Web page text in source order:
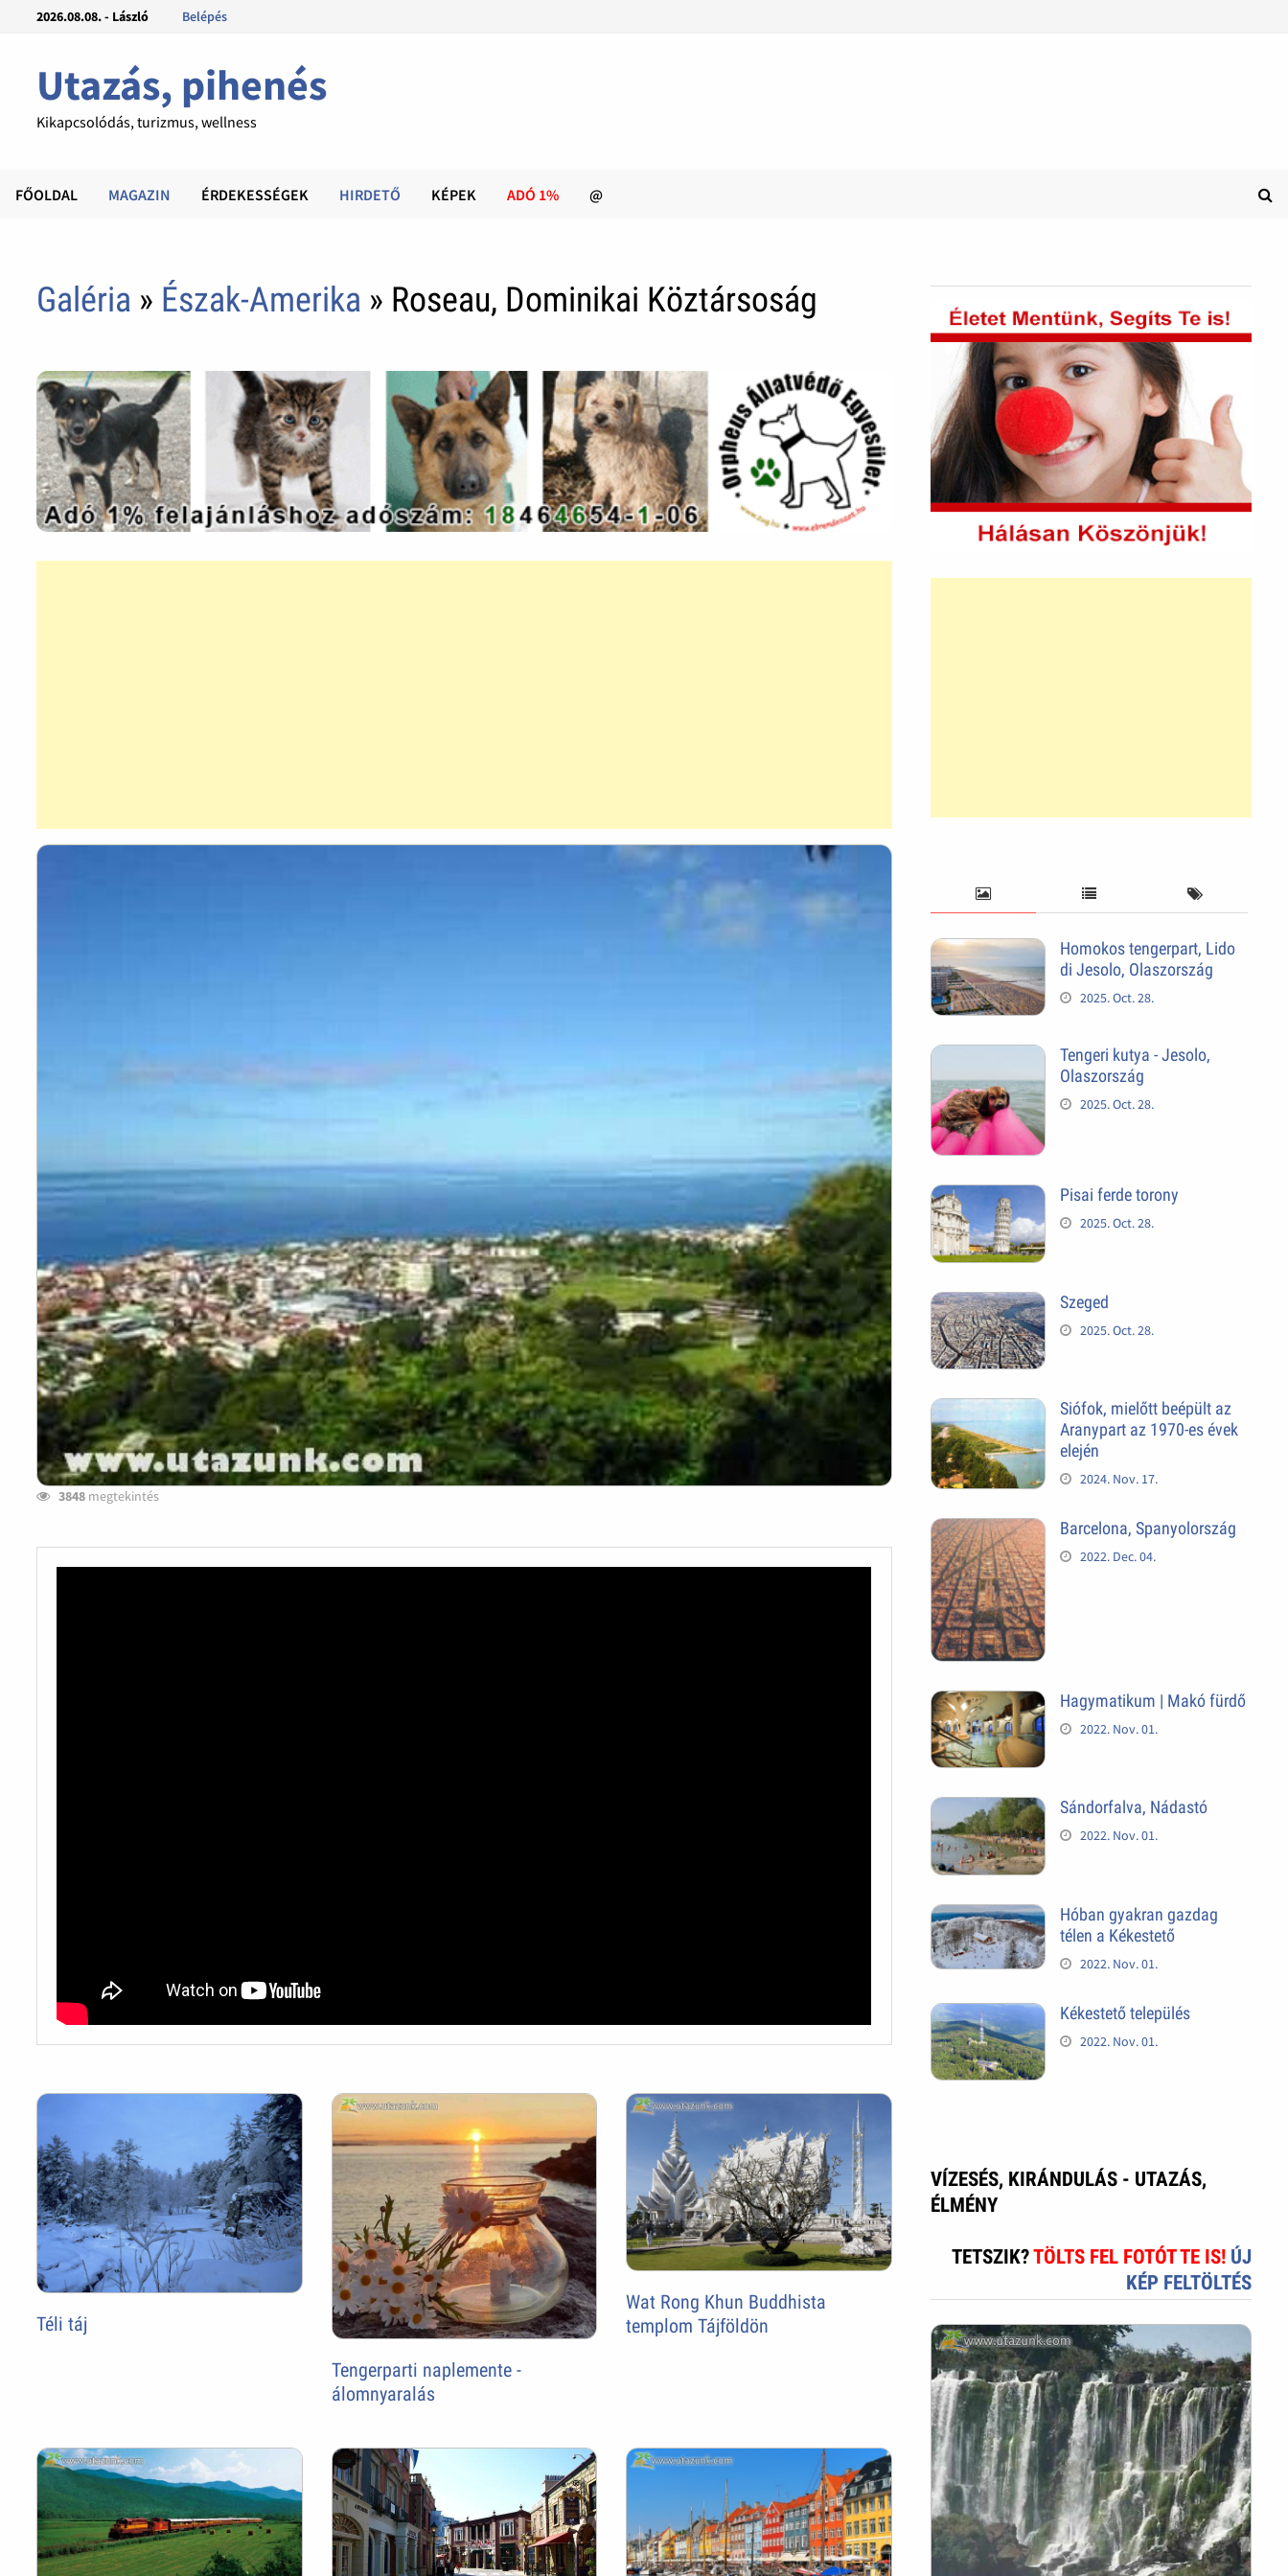
2026.08.08. - László Belépés
Utazás, pihenés
Kikapcsolódás, turizmus, wellness
FŐOLDAL MAGAZIN ÉRDEKESSÉGEK HIRDETŐ KÉPEK ADÓ 1% @
Galéria » Észak-Amerika » Roseau, Dominikai Köztársoság
3848 megtekintés
Téli táj
Tengerparti naplemente -
álomnyaralás
Wat Rong Khun Buddhista
templom Tájföldön
Homokos tengerpart, Lido
di Jesolo, Olaszország
2025. Oct. 28.
Tengeri kutya - Jesolo,
Olaszország
2025. Oct. 28.
Pisai ferde torony
2025. Oct. 28.
Szeged
2025. Oct. 28.
Siófok, mielőtt beépült az
Aranypart az 1970-es évek
elején
2024. Nov. 17.
Barcelona, Spanyolország
2022. Dec. 04.
Hagymatikum | Makó fürdő
2022. Nov. 01.
Sándorfalva, Nádastó
2022. Nov. 01.
Hóban gyakran gazdag
télen a Kékestető
2022. Nov. 01.
Kékestető település
2022. Nov. 01.
VÍZESÉS, KIRÁNDULÁS - UTAZÁS,
ÉLMÉNY
TETSZIK?TÖLTS FEL FOTÓT TE IS! ÚJ
KÉP FELTÖLTÉS